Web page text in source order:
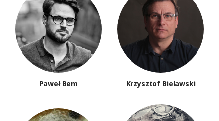
Paweł Bem Krzysztof Bielawski